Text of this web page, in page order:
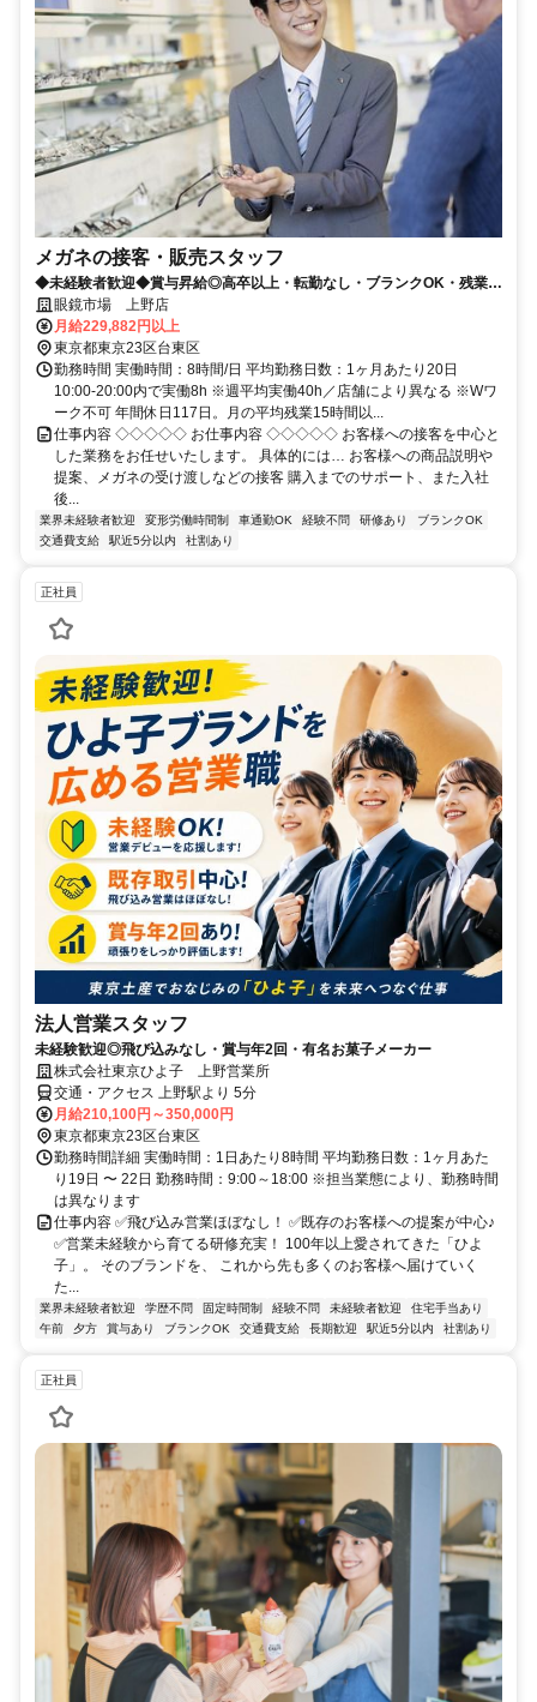
メガネの接客・販売スタッフ
◆未経験者歓迎◆賞与昇給◎高卒以上・転勤なし・ブランクOK・残業少
なめ・業界No1！
眼鏡市場 上野店
月給229,882円以上
東京都東京23区台東区
勤務時間 実働時間：8時間/日 平均勤務日数：1ヶ月あたり20日
10:00-20:00内で実働8h ※週平均実働40h／店舗により異なる ※Wワ
ーク不可 年間休日117日。月の平均残業15時間以...
仕事内容 ◇◇◇◇◇ お仕事内容 ◇◇◇◇◇ お客様への接客を中心と
した業務をお任せいたします。 具体的には… お客様への商品説明や
提案、メガネの受け渡しなどの接客 購入までのサポート、また入社
後...
業界未経験者歓迎 変形労働時間制 車通勤OK 経験不問 研修あり
ブランクOK
交通費支給
駅近5分以内 社割あり
正社員
法人営業スタッフ
未経験歓迎◎飛び込みなし・賞与年2回・有名お菓子メーカー
株式会社東京ひよ子 上野営業所
交通・アクセス 上野駅より 5分
月給210,100円～350,000円
東京都東京23区台東区
勤務時間詳細 実働時間：1日あたり8時間 平均勤務日数：1ヶ月あた
り19日 〜 22日 勤務時間：9:00～18:00 ※担当業態により、勤務時間
は異なります
仕事内容 ✅飛び込み営業ほぼなし！ ✅既存のお客様への提案が中心♪
✅営業未経験から育てる研修充実！ 100年以上愛されてきた「ひよ
子」。 そのブランドを、 これから先も多くのお客様へ届けていく
た...
業界未経験者歓迎 学歴不問 固定時間制 経験不問 未経験者歓迎
住宅手当あり
午前
夕方 賞与あり ブランクOK 交通費支給 長期歓迎 駅近5分以内 社割あり
正社員